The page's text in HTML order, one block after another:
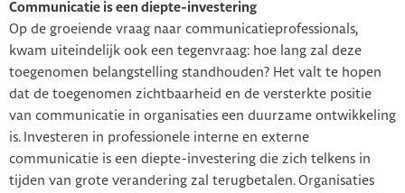
Communicatie is een diepte-investering
Op de groeiende vraag naar communicatieprofessionals,
kwam uiteindelijk ook een tegenvraag: hoe lang zal deze
toegenomen belangstelling standhouden? Het valt te hopen
dat de toegenomen zichtbaarheid en de versterkte positie
van communicatie in organisaties een duurzame ontwikkeling
is. Investeren in professionele interne en externe
communicatie is een diepte-investering die zich telkens in
tijden van grote verandering zal terugbetalen. Organisaties